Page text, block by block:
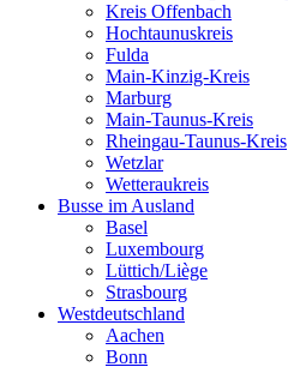
Kreis Offenbach
Hochtaunuskreis
Fulda
Main-Kinzig-Kreis
Marburg
Main-Taunus-Kreis
Rheingau-Taunus-Kreis
Wetzlar
Wetteraukreis
Busse im Ausland
Basel
Luxembourg
Lüttich/Liège
Strasbourg
Westdeutschland
Aachen
Bonn